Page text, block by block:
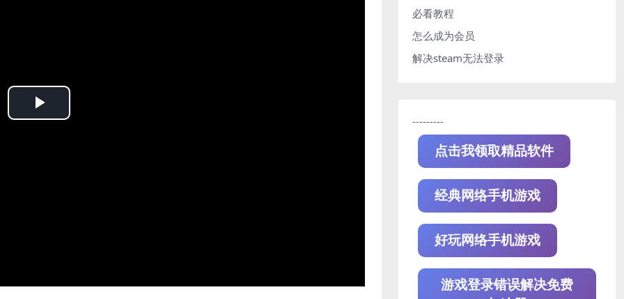
Play
必看教程
怎么成为会员
解决steam无法登录
---------
点击我领取精品软件
经典网络手机游戏
好玩网络手机游戏
游戏登录错误解决免费